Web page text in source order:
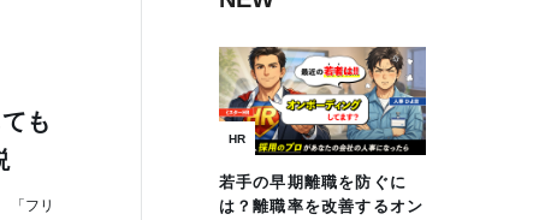
も
「フリ
HR
若手の早期離職を防ぐに
は？離職率を改善するオン